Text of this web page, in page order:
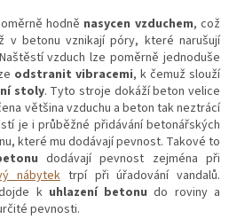
hodně nasycen vzduchem, což
v betonu vznikají póry, které narušují
vzduch lze poměrně jednoduše
odstranit vibracemi, k čemuž slouží
stoly. Tyto stroje dokáží beton velice
většina vzduchu a beton tak neztrácí
je i průběžné přidávání betonářských
které mu dodávají pevnost. Takové to
dodávají pevnost zejména při
nábytek trpí při úřadování vandalů.
k uhlazení betonu do roviny a
pevnosti.